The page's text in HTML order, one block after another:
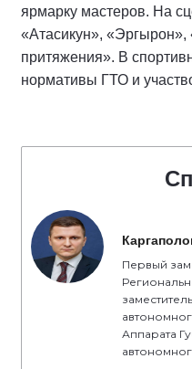
ярмарку мастеров. На
«Атасикун»,
притяжения». В
нормативы ГТО и
Первый
Аппарата